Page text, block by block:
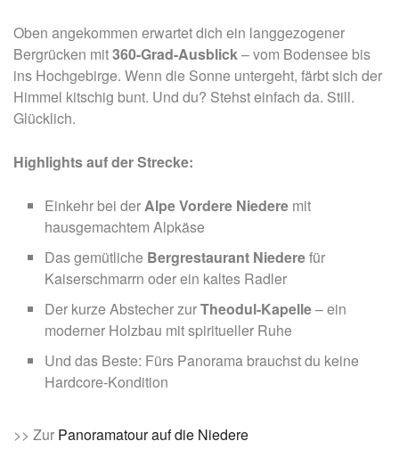
Oben angekommen erwartet dich ein langgezogener
Bergrücken mit360-Grad-Ausblick– vom Bodensee bis
ins Hochgebirge. Wenn die Sonne untergeht, färbt sich der
Himmel kitschig bunt. Und du? Stehst einfach da. Still.
Glücklich.
Highlights auf der Strecke:
Einkehr bei derAlpe Vordere Niedere mit
hausgemachtem Alpkäse
Das gemütliche Bergrestaurant Niederefür
Kaiserschmarrn oder ein kaltes Radler
Der kurze Abstecher zurTheodul-Kapelle– ein
moderner Holzbau mit spiritueller Ruhe
Und das Beste: Fürs Panorama brauchst du keine
Hardcore-Kondition
>> Zur Panoramatour auf die Niedere